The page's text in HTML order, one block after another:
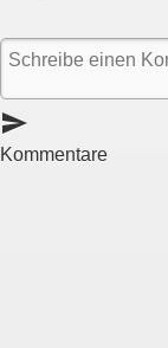
send
Kommentare